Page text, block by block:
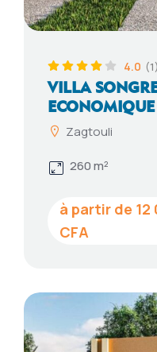
4.0 (1)
VILLA
Zagtouli
260 m²
12